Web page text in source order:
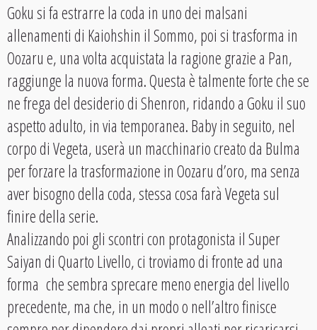
Goku si fa estrarre la coda in uno dei malsani
allenamenti di Kaiohshin il Sommo, poi si trasforma in
Oozaru e, una volta acquistata la ragione grazie a Pan,
raggiunge la nuova forma. Questa è talmente forte che se
ne frega del desiderio di Shenron, ridando a Goku il suo
aspetto adulto, in via temporanea. Baby in seguito, nel
corpo di Vegeta, userà un macchinario creato da Bulma
per forzare la trasformazione in Oozaru d’oro, ma senza
aver bisogno della coda, stessa cosa farà Vegeta sul
finire della serie.
Analizzando poi gli scontri con protagonista il Super
Saiyan di Quarto Livello, ci troviamo di fronte ad una
forma che sembra sprecare meno energia del livello
precedente, ma che, in un modo o nell’altro finisce